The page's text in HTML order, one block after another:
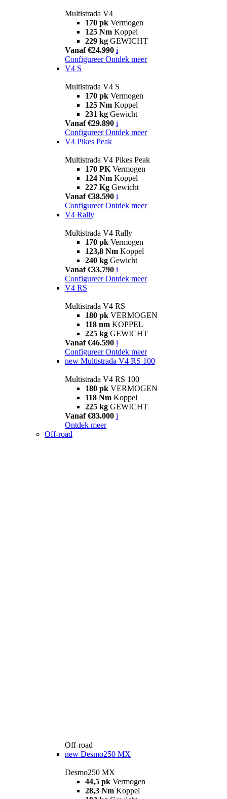
Multistrada V4
170 pk Vermogen
125 Nm Koppel
229 kg GEWICHT
Vanaf €24.990 i
Configureer Ontdek meer
V4 S
Multistrada V4 S
170 pk Vermogen
125 Nm Koppel
231 kg Gewicht
Vanaf €29.890 i
Configureer Ontdek meer
V4 Pikes Peak
Multistrada V4 Pikes Peak
170 PK Vermogen
124 Nm Koppel
227 Kg Gewicht
Vanaf €38.590 i
Configureer Ontdek meer
V4 Rally
Multistrada V4 Rally
170 pk Vermogen
123,8 Nm Koppel
240 kg Gewicht
Vanaf €33.790 i
Configureer Ontdek meer
V4 RS
Multistrada V4 RS
180 pk VERMOGEN
118 nm KOPPEL
225 kg GEWICHT
Vanaf €46.590 i
Configureer Ontdek meer
new Multistrada V4 RS 100
Multistrada V4 RS 100
180 pk VERMOGEN
118 Nm Koppel
225 kg GEWICHT
Vanaf €83.000 i
Ontdek meer
Off-road
Off-road
new Desmo250 MX
Desmo250 MX
44,5 pk Vermogen
28,3 Nm Koppel